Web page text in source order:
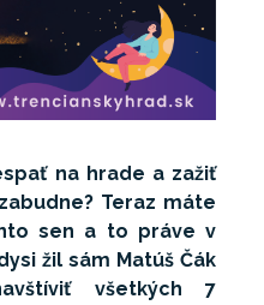
na hrade a zažiť
Teraz máte
sen a to práve v
žil sám Matúš Čák
všetkých 7